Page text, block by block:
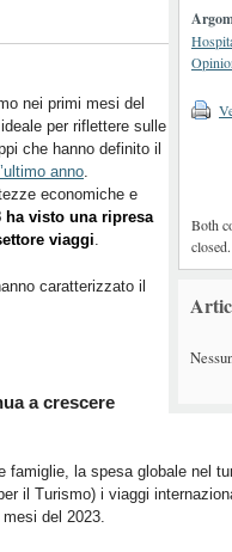
Both
closed.
nei primi mesi del
per riflettere sulle
che hanno definito il
anno.
economiche e
ha visto una ripresa
viaggi.
caratterizzato il
a crescere
famiglie, la spesa globale nel
il Turismo) i viaggi
del 2023.